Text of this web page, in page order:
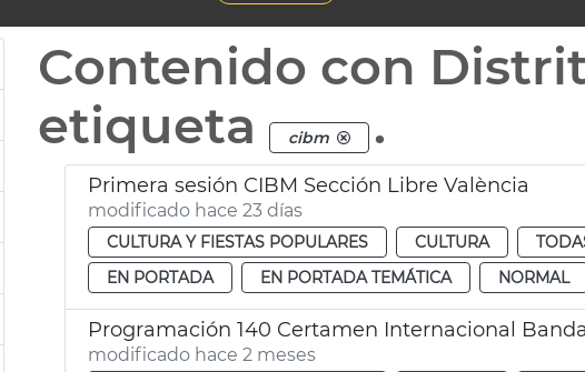
Contenido con
etiqueta
cibm .
Primera sesión CIBM Sección Libre València
modificado hace 23 días
CULTURA Y FIESTAS POPULARES CULTURA
EN PORTADA
EN PORTADA TEMÁTICA NORMAL
Programación 140 Certamen Internacional
modificado hace 2 meses